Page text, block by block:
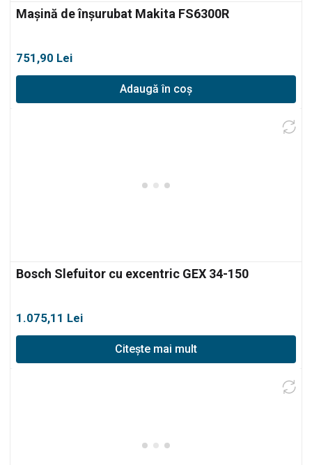
Mașină de înșurubat Makita FS6300R
751,90 Lei
Adaugă în coș
Bosch Slefuitor cu excentric GEX 34-150
1.075,11 Lei
Citește mai mult